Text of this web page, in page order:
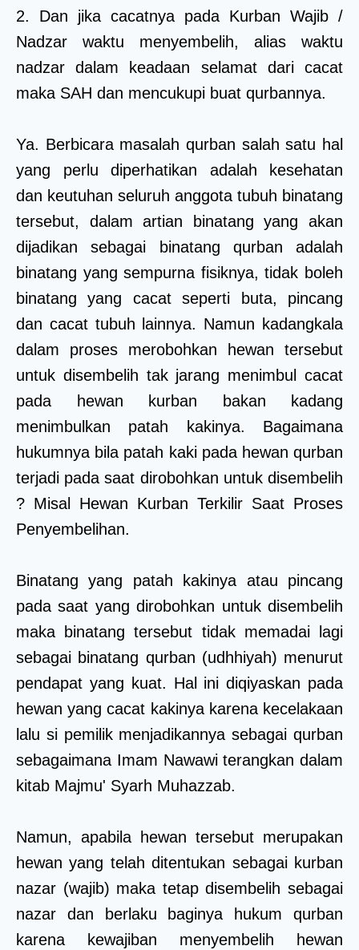
2. Dan jika cacatnya pada Kurban Wajib /
Nadzar waktu menyembelih, alias waktu
nadzar dalam keadaan selamat dari cacat
maka SAH dan mencukupi buat qurbannya.
Ya. Berbicara masalah qurban salah satu hal
yang perlu diperhatikan adalah kesehatan
dan keutuhan seluruh anggota tubuh binatang
tersebut, dalam artian binatang yang akan
dijadikan sebagai binatang qurban adalah
binatang yang sempurna fisiknya, tidak boleh
binatang yang cacat seperti buta, pincang
dan cacat tubuh lainnya. Namun kadangkala
dalam proses merobohkan hewan tersebut
untuk disembelih tak jarang menimbul cacat
pada hewan kurban bakan kadang
menimbulkan patah kakinya. Bagaimana
hukumnya bila patah kaki pada hewan qurban
terjadi pada saat dirobohkan untuk disembelih
? Misal Hewan Kurban Terkilir Saat Proses
Penyembelihan.
Binatang yang patah kakinya atau pincang
pada saat yang dirobohkan untuk disembelih
maka binatang tersebut tidak memadai lagi
sebagai binatang qurban (udhhiyah) menurut
pendapat yang kuat. Hal ini diqiyaskan pada
hewan yang cacat kakinya karena kecelakaan
lalu si pemilik menjadikannya sebagai qurban
sebagaimana Imam Nawawi terangkan dalam
kitab Majmu' Syarh Muhazzab.
Namun, apabila hewan tersebut merupakan
hewan yang telah ditentukan sebagai kurban
nazar (wajib) maka tetap disembelih sebagai
nazar dan berlaku baginya hukum qurban
karena kewajiban menyembelih hewan